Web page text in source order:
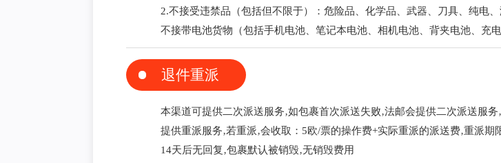
2.不接受违禁品（包括但不限于）：危险品、化学品、武器、刀具、纯电
不接带电池货物（包括手机电池、笔记本电池、相机电池、背夹电池、充
退件重派
本渠道可提供二次派送服务‚如包裹首次派送失败‚法邮会提供二次派送服
提供重派服务‚若重派‚会收取：5欧/票的操作费+实际重派的派送费‚重派
14天后无回复‚包裹默认被销毁‚无销毁费用